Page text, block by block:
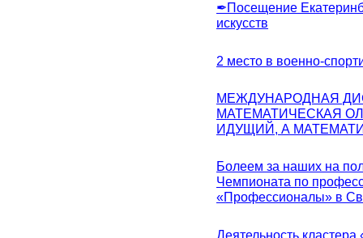
✒Посещение
искусств
2 место в военно-
МЕЖДУНАРОДНАЯ
МАТЕМАТИЧЕСКАЯ
ИДУЩИЙ, А
Болеем за наших на
Чемпионата по
«Профессионалы» в
Деятельность